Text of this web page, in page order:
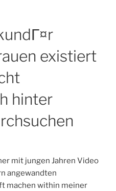
existiert
hinter
mit jungen Jahren Video
angewandten
machen within meiner